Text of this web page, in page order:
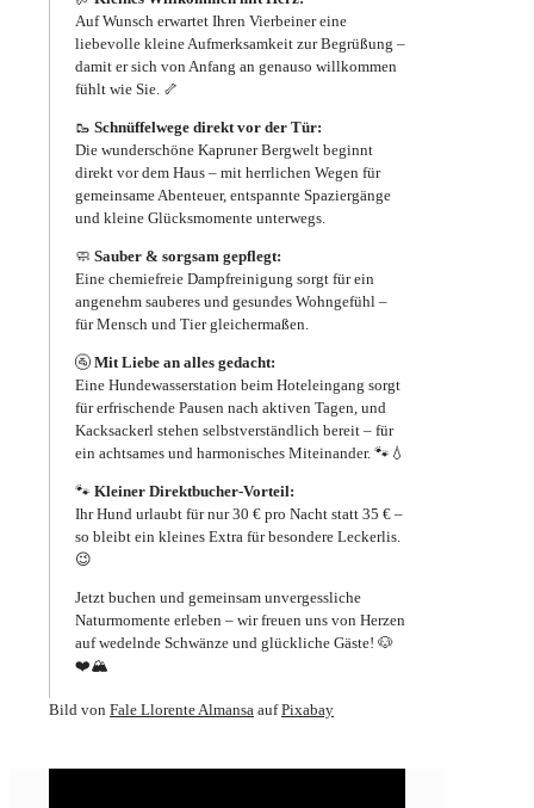
Auf Wunsch erwartet Ihren Vierbeiner eine
liebevolle kleine Aufmerksamkeit zur Begrüßung –
damit er sich von Anfang an genauso willkommen
fühlt wie Sie. 🦴
🥾 Schnüffelwege direkt vor der Tür:
Die wunderschöne Kapruner Bergwelt beginnt
direkt vor dem Haus – mit herrlichen Wegen für
gemeinsame Abenteuer, entspannte Spaziergänge
und kleine Glücksmomente unterwegs.
🧼 Sauber & sorgsam gepflegt:
Eine chemiefreie Dampfreinigung sorgt für ein
angenehm sauberes und gesundes Wohngefühl –
für Mensch und Tier gleichermaßen.
🚰 Mit Liebe an alles gedacht:
Eine Hundewasserstation beim Hoteleingang sorgt
für erfrischende Pausen nach aktiven Tagen, und
Kacksackerl stehen selbstverständlich bereit – für
ein achtsames und harmonisches Miteinander. 🐾💧
🐾 Kleiner Direktbucher-Vorteil:
Ihr Hund urlaubt für nur 30 € pro Nacht statt 35 € –
so bleibt ein kleines Extra für besondere Leckerlis.
😉
Jetzt buchen und gemeinsam unvergessliche
Naturmomente erleben – wir freuen uns von Herzen
auf wedelnde Schwänze und glückliche Gäste! 🐶
❤️🏔️
Bild von Fale Llorente Almansa aufPixabay